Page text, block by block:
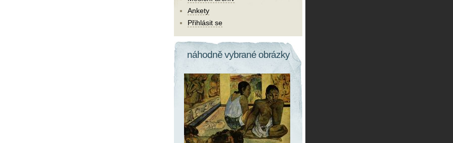
Ankety
Přihlásit se
náhodně vybrané obrázky